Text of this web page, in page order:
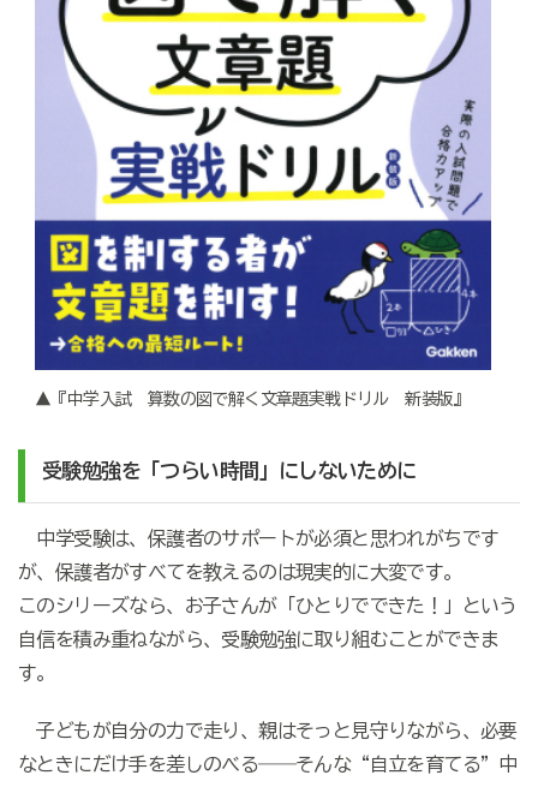
▲『中学入試 算数の図で解く文章題実戦ドリル 新装版』
受験勉強を「つらい時間」にしないために
中学受験は、保護者のサポートが必須と思われがちです
が、保護者がすべてを教えるのは現実的に大変です。
このシリーズなら、お子さんが「ひとりでできた！」という
自信を積み重ねながら、受験勉強に取り組むことができま
す。
子どもが自分の力で走り、親はそっと見守りながら、必要
なときにだけ手を差しのべる――そんな“自立を育てる”中